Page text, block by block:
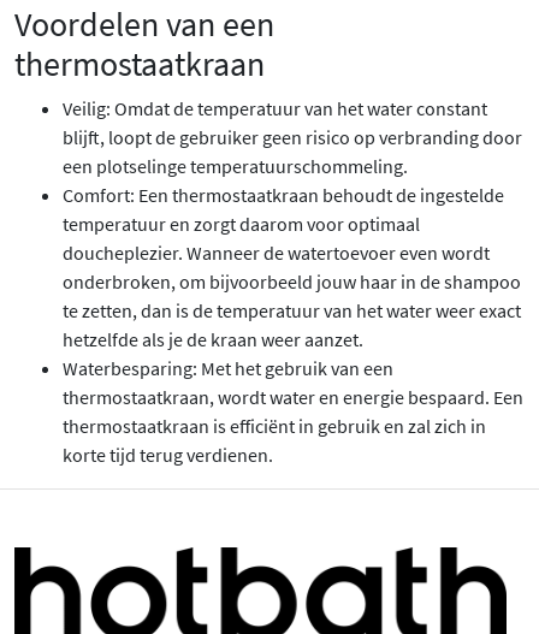
Voordelen van een
thermostaatkraan
Veilig: Omdat de temperatuur van het water constant
blijft, loopt de gebruiker geen risico op verbranding door
een plotselinge temperatuurschommeling.
Comfort: Een thermostaatkraan behoudt de ingestelde
temperatuur en zorgt daarom voor optimaal
doucheplezier. Wanneer de watertoevoer even wordt
onderbroken, om bijvoorbeeld jouw haar in de shampoo
te zetten, dan is de temperatuur van het water weer exact
hetzelfde als je de kraan weer aanzet.
Waterbesparing: Met het gebruik van een
thermostaatkraan, wordt water en energie bespaard. Een
thermostaatkraan is efficiënt in gebruik en zal zich in
korte tijd terug verdienen.